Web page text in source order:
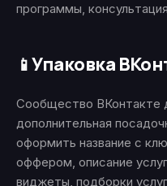
программы,
📱Упаковка
Сообщество ВКонтакте
дополнительная
оформить название с
оффером, описание
виджеты, подборки